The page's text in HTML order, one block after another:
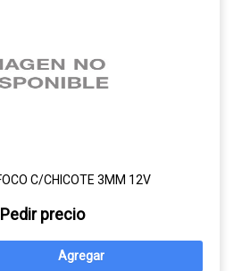
C/CHICOTE 3MM 12V
Pedir precio